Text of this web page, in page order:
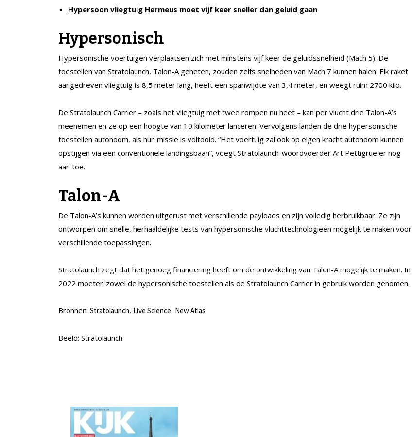
Hypersoon vliegtuig Hermeus moet vijf keer sneller dan geluid gaan
Hypersonisch
Hypersonische voertuigen verplaatsen zich met minstens vijf keer de geluidssnelheid (Mach 5). De
toestellen van Stratolaunch, Talon-A geheten, zouden zelfs snelheden van Mach 7 kunnen halen. Elk raket
aangedreven vliegtuig is 8,5 meter lang, heeft een spanwijdte van 3,4 meter, en weegt ruim 2700 kilo.
De Stratolaunch Carrier – zoals het vliegtuig met twee rompen nu heet – kan per vlucht drie Talon-A’s
meenemen en ze op een hoogte van 10 kilometer lanceren. Vervolgens landen de drie hypersonische
toestellen autonoom, als hun missie is voltooid. “Het voertuig zal ook op eigen kracht autonoom kunnen
opstijgen via een conventionele landingsbaan”, voegt Stratolaunch-woordvoerder Art Pettigrue er nog
aan toe.
Talon-A
De Talon-A’s kunnen worden uitgerust met verschillende payloads en zijn volledig herbruikbaar. Ze zijn
ontworpen om snelle, herhaaldelijke tests van hypersonische vluchttechnologieën mogelijk te maken voor
verschillende toepassingen.
Stratolaunch zegt dat het genoeg financiering heeft om de ontwikkeling van Talon-A mogelijk te maken. In
2022 moeten zowel de hypersonische toestellen als de Stratolaunch Carrier in gebruik worden genomen.
Bronnen: Stratolaunch, Live Science, New Atlas
Beeld: Stratolaunch